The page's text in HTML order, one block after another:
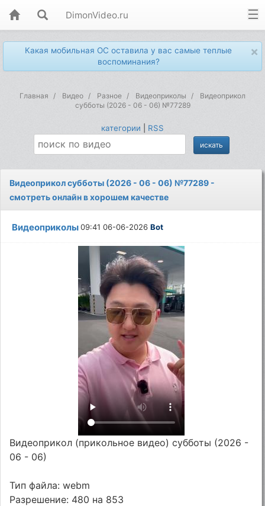
DimonVideo.ru
×
Какая мобильная ОС оставила у вас самые теплые
воспоминания?
Главная Видео Разное Видеоприколы
Видеоприкол
субботы (2026 - 06 - 06) №77289
категории RSS
Видеоприкол субботы (2026 - 06 - 06) №77289 -
смотреть онлайн в хорошем качестве
Видеоприколы09:41 06-06-2026Bot
Видеоприкол (прикольное видео) субботы (2026 -
06 - 06)
Тип файла: webm
Разрешение: 480 на 853